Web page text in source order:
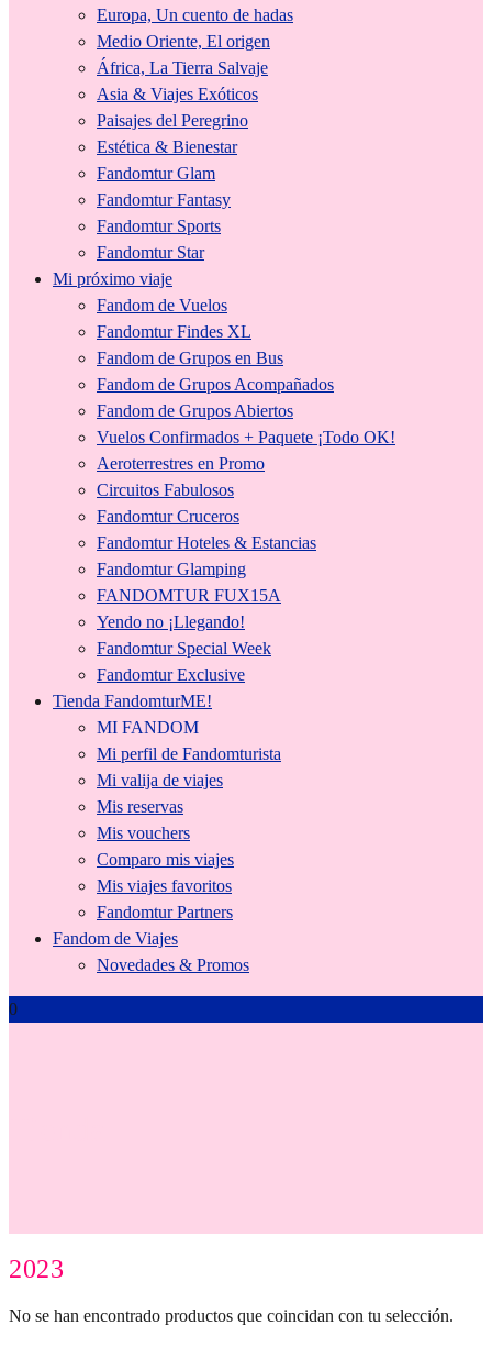
Europa, Un cuento de hadas
Medio Oriente, El origen
África, La Tierra Salvaje
Asia & Viajes Exóticos
Paisajes del Peregrino
Estética & Bienestar
Fandomtur Glam
Fandomtur Fantasy
Fandomtur Sports
Fandomtur Star
Mi próximo viaje
Fandom de Vuelos
Fandomtur Findes XL
Fandom de Grupos en Bus
Fandom de Grupos Acompañados
Fandom de Grupos Abiertos
Vuelos Confirmados + Paquete ¡Todo OK!
Aeroterrestres en Promo
Circuitos Fabulosos
Fandomtur Cruceros
Fandomtur Hoteles & Estancias
Fandomtur Glamping
FANDOMTUR FUX15A
Yendo no ¡Llegando!
Fandomtur Special Week
Fandomtur Exclusive
Tienda FandomturME!
MI FANDOM
Mi perfil de Fandomturista
Mi valija de viajes
Mis reservas
Mis vouchers
Comparo mis viajes
Mis viajes favoritos
Fandomtur Partners
Fandom de Viajes
Novedades & Promos
0
2023
No se han encontrado productos que coincidan con tu selección.